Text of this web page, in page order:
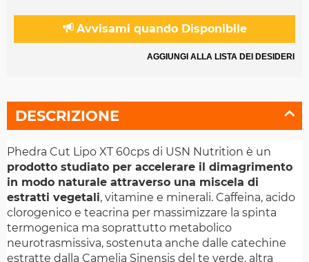
Avvisami quando Disponibile
AGGIUNGI ALLA LISTA DEI DESIDERI
DESCRIZIONE
Phedra Cut Lipo XT 60cps di USN Nutrition è un
prodotto studiato per accelerare il dimagrimento
in modo naturale attraverso una miscela di
estratti vegetali, vitamine e minerali. Caffeina, acido
clorogenico e teacrina per massimizzare la spinta
termogenica ma soprattutto metabolico
neurotrasmissiva, sostenuta anche dalle catechine
estratte dalla Camelia Sinensis del te verde, altra